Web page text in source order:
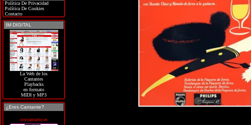
Política De Privacidad
Política De Cookies
Contacto
IM DIGITAL
La Web de los
Cantantes
Playbacks
en formato
MIDI y MP3
¿Eres Cantante?
soycantante.es